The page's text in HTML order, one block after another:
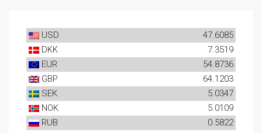
USD
47.6085
DKK
7.3519
EUR
54.8736
GBP
64.1203
SEK
5.0347
NOK
5.0109
RUB
0.5822